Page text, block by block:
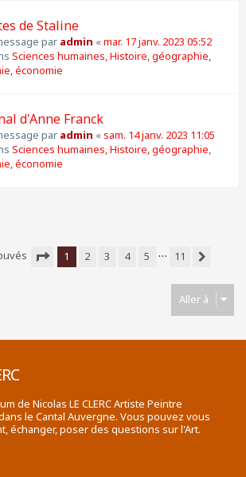
de Staline
par admin «mar. 17 janv. 2023 05:52
Sciences humaines, Histoire, géographie,
économie
d'Anne Franck
par admin «sam. 14 janv. 2023 11:05
Sciences humaines, Histoire, géographie,
économie
1 2 3 4 5 …
11
Aller à
de Nicolas LE CLERC Artiste Peintre
le Cantal Auvergne. Vous pouvez vous
échanger, poser des questions sur l'Art.